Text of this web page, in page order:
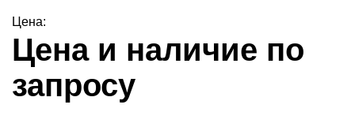
Цена:
Цена и наличие по
запросу